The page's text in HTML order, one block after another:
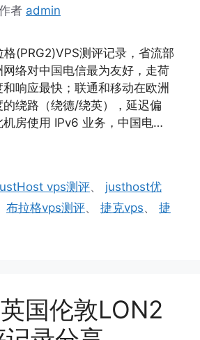
者 admin
(PRG2)VPS测评记录，省流部
络对中国电信最为友好，走荷
响应最快；联通和移动在欧洲
绕路（绕德/绕英），延迟偏
机房使用 IPv6 业务，中国电…
vps测评、 justhost优
布拉格vps测评、 捷克vps、 捷
国伦敦LON2